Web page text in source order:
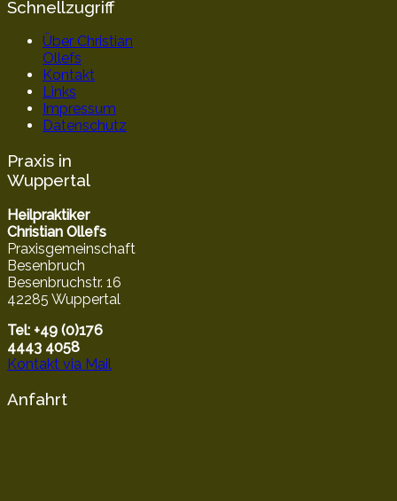
Schnellzugriff
Über Christian
Ollefs
Kontakt
Links
Impressum
Datenschutz
Praxis in
Wuppertal
Heilpraktiker
Christian Ollefs
Praxisgemeinschaft
Besenbruch
Besenbruchstr. 16
42285 Wuppertal
Tel: +49 (0)176
4443 4058
Kontakt via Mail
Anfahrt